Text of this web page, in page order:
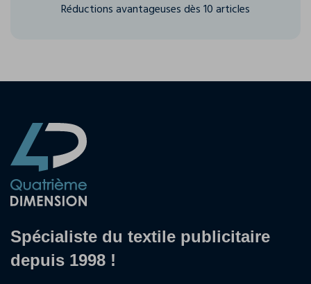
Réductions avantageuses dès 10 articles
Spécialiste du textile publicitaire
depuis 1998 !